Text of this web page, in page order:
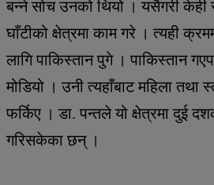
बन्ने सोच उनको थियो । यसैगरी
घाँटीको क्षेत्रमा काम गरे । त्यही
लागि पाकिस्तान पुगे । पाकिस्तान
मोडियो । उनी त्यहाँबाट महिला तथा
फर्किए । डा. पन्तले यो क्षेत्रमा दुई
गरिसकेका छन् ।